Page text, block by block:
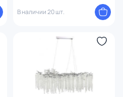
В наличии 20 шт.